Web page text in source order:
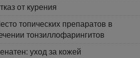
от курения
топических препаратов в
тонзиллофарингитов
уход за кожей